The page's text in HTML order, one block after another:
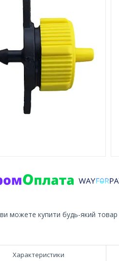
ви можете купити будь-який
Характеристики